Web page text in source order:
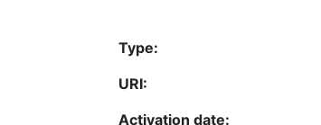
Type:
URI:
Activation date: